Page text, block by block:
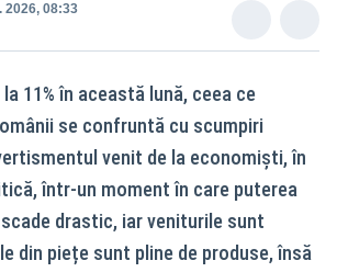
2026, 08:33
11% în această lună, ceea ce
se confruntă cu scumpiri
venit de la economiști, în
într‑un moment în care puterea
drastic, iar veniturile sunt
din piețe sunt pline de produse, însă